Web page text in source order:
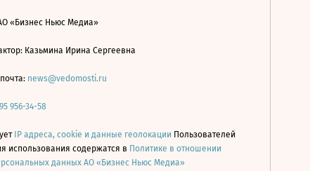
«Бизнес Ньюс Медиа»
Казьмина Ирина Сергеевна
news@vedomosti.ru
956-34-58
IP адреса, cookie и данные геолокации Пользователей
использования содержатся в Политике в отношении
данных АО «Бизнес Ньюс Медиа»